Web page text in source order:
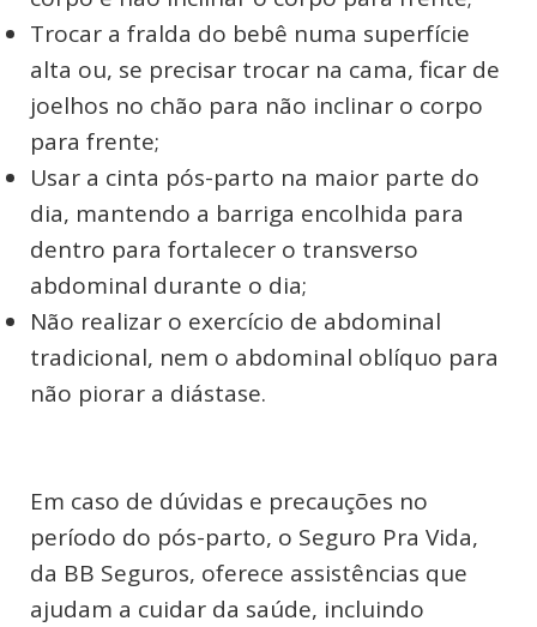
Trocar a fralda do bebê numa superfície
alta ou, se precisar trocar na cama, ficar de
joelhos no chão para não inclinar o corpo
para frente;
Usar a cinta pós-parto na maior parte do
dia, mantendo a barriga encolhida para
dentro para fortalecer o transverso
abdominal durante o dia;
Não realizar o exercício de abdominal
tradicional, nem o abdominal oblíquo para
não piorar a diástase.
Em caso de dúvidas e precauções no
período do pós-parto, o Seguro Pra Vida,
da BB Seguros, oferece assistências que
ajudam a cuidar da saúde, incluindo